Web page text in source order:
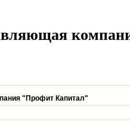
"Профит Капитал"